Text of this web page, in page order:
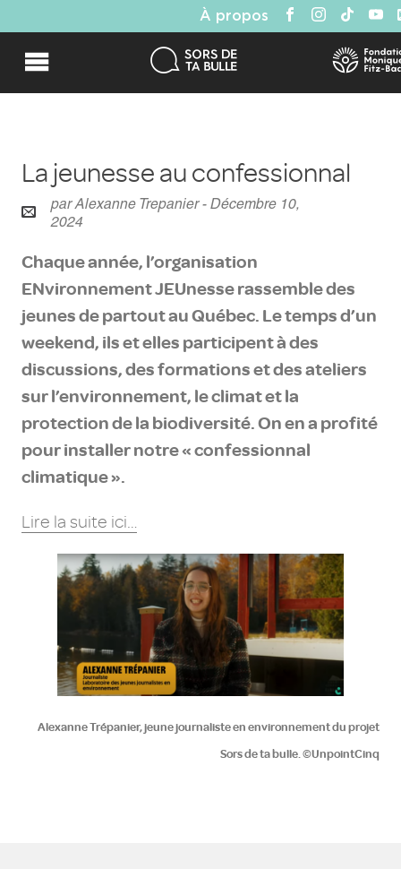
À propos
La jeunesse au confessionnal
par Alexanne Trepanier - Décembre 10,
2024
Chaque année, l’organisation
ENvironnement JEUnesse rassemble des
jeunes de partout au Québec. Le temps d’un
weekend, ils et elles participent à des
discussions, des formations et des ateliers
sur l’environnement, le climat et la
protection de la biodiversité. On en a profité
pour installer notre « confessionnal
climatique ».
Lire la suite ici…
Alexanne Trépanier, jeune journaliste en environnement du projet
Sors de ta bulle. ©UnpointCinq